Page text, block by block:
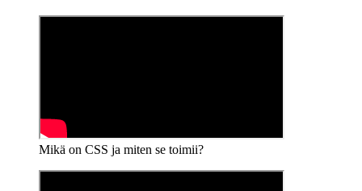
Mikä on CSS ja miten se toimii?